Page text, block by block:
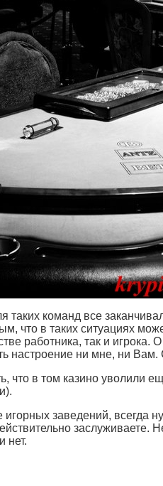
таких команд все
что в таких ситуациях
работника, так и
настроение ни мне, ни
что в том казино уволили
заведений, всегда
заслуживаете.
нет.